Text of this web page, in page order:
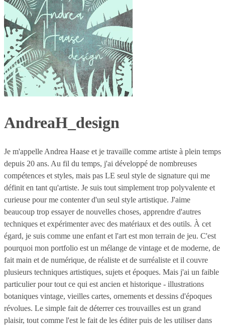
AndreaH_design
Je m'appelle Andrea Haase et je travaille comme artiste à plein temps
depuis 20 ans. Au fil du temps, j'ai développé de nombreuses
compétences et styles, mais pas LE seul style de signature qui me
définit en tant qu'artiste. Je suis tout simplement trop polyvalente et
curieuse pour me contenter d'un seul style artistique. J'aime
beaucoup trop essayer de nouvelles choses, apprendre d'autres
techniques et expérimenter avec des matériaux et des outils. À cet
égard, je suis comme une enfant et l'art est mon terrain de jeu. C'est
pourquoi mon portfolio est un mélange de vintage et de moderne, de
fait main et de numérique, de réaliste et de surréaliste et il couvre
plusieurs techniques artistiques, sujets et époques. Mais j'ai un faible
particulier pour tout ce qui est ancien et historique - illustrations
botaniques vintage, vieilles cartes, ornements et dessins d'époques
révolues. Le simple fait de déterrer ces trouvailles est un grand
plaisir, tout comme l'est le fait de les éditer puis de les utiliser dans